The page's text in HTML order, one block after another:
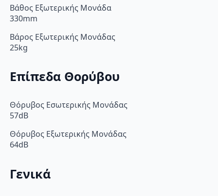
Βάθος Εξωτερικής Μονάδα
330mm
Βάρος Εξωτερικής Μονάδας
25kg
Επίπεδα Θορύβου
Θόρυβος Εσωτερικής Μονάδας
57dB
Θόρυβος Εξωτερικής Μονάδας
64dB
Γενικά